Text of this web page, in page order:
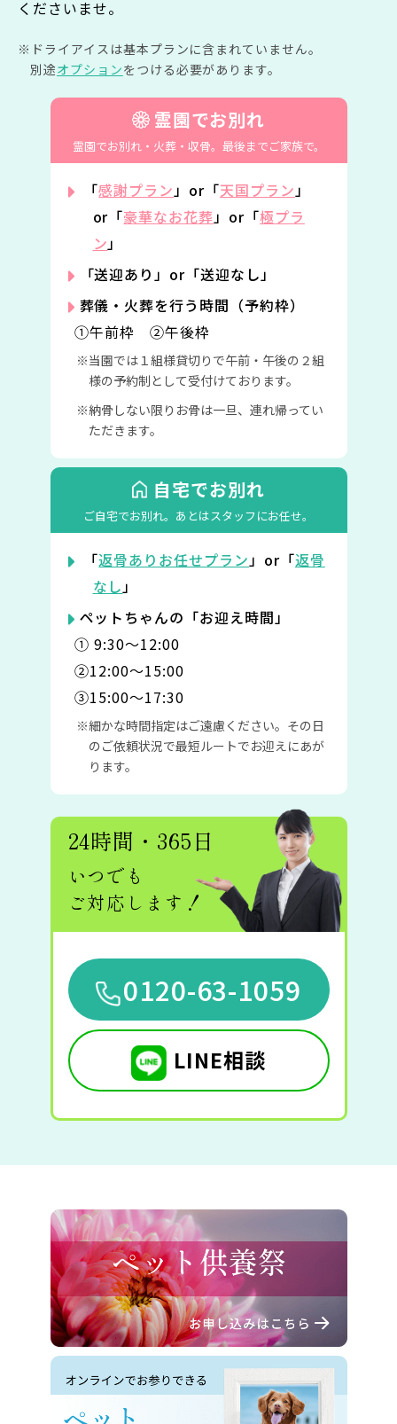
くださいませ。
ドライアイスは基本プランに含まれていません。
別途オプションをつける必要があります。
霊園でお別れ
霊園でお別れ・火葬・収骨。 最後までご家族で。
「感謝プラン」or「天国プラン」
or「豪華なお花葬」or「極プラ
ン」
「送迎あり」or「送迎なし」
葬儀・火葬を行う時間（予約枠）
①午前枠 ②午後枠
当園では１組様貸切りで午前・午後の２組
様の予約制として受付けております。
納骨しない限りお骨は一旦、連れ帰ってい
ただきます。
自宅でお別れ
ご自宅でお別れ。 あとはスタッフにお任せ。
「返骨ありお任せプラン」or「返骨
なし」
ペットちゃんの「お迎え時間」
① 9:30〜12:00
②12:00〜15:00
③15:00〜17:30
細かな時間指定はご遠慮ください。その日
のご依頼状況で最短ルートでお迎えにあが
ります。
24時間・365日
いつでも
ご対応します！
0120-63-1059
LINE相談